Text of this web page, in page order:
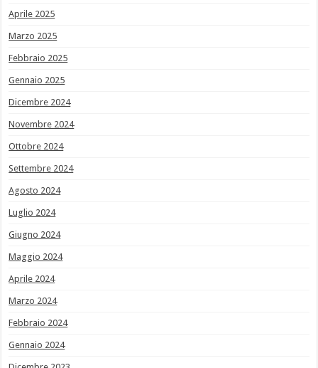
Aprile 2025
Marzo 2025
Febbraio 2025
Gennaio 2025
Dicembre 2024
Novembre 2024
Ottobre 2024
Settembre 2024
Agosto 2024
Luglio 2024
Giugno 2024
Maggio 2024
Aprile 2024
Marzo 2024
Febbraio 2024
Gennaio 2024